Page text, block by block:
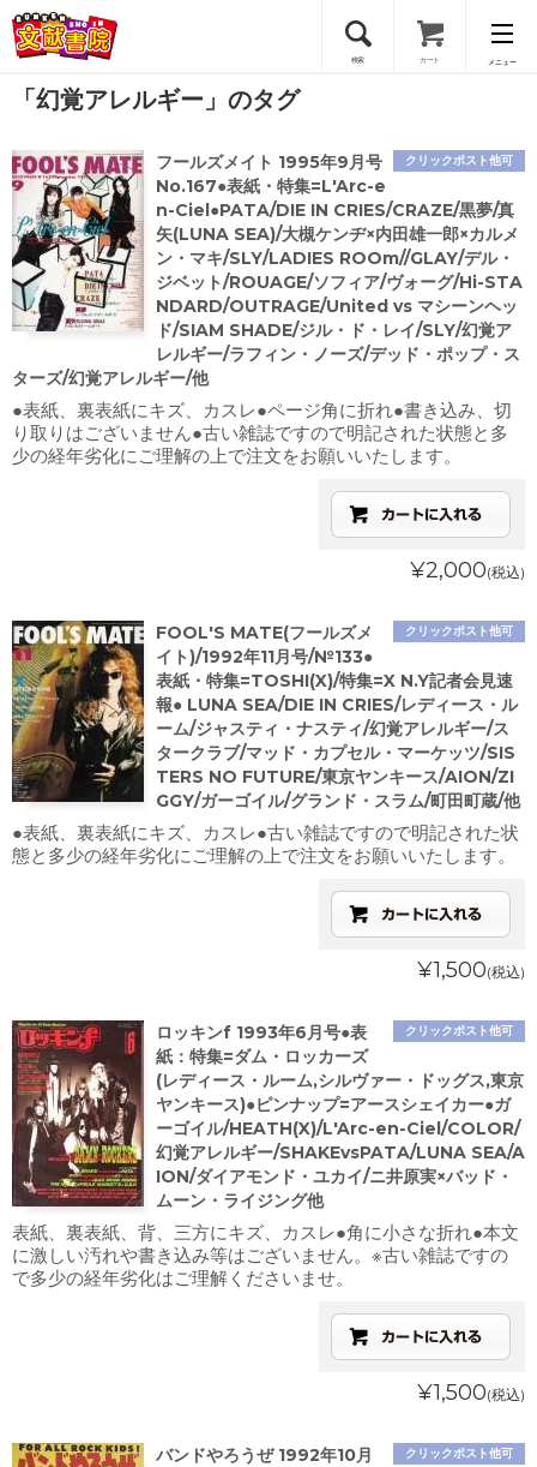
検索 カート メニュー
会員登録
ログイン
「幻覚アレルギー」のタグ
クリックポスト他可
フールズメイト 1995年9月号
No.167●表紙・特集=L'Arc-e
n-Ciel●PATA/DIE IN CRIES/CRAZE/黒夢/真
矢(LUNA SEA)/大槻ケンヂ×内田雄一郎×カルメ
ン・マキ/SLY/LADIES ROOm//GLAY/デル・
ジベット/ROUAGE/ソフィア/ヴォーグ/Hi-STA
NDARD/OUTRAGE/United vs マシーンヘッ
ド/SIAM SHADE/ジル・ド・レイ/SLY/幻覚ア
レルギー/ラフィン・ノーズ/デッド・ポップ・ス
ターズ/幻覚アレルギー/他
●表紙、裏表紙にキズ、カスレ●ページ角に折れ●書き込み、切
り取りはございません●古い雑誌ですので明記された状態と多
少の経年劣化にご理解の上で注文をお願いいたします。
¥2,000(税込)
クリックポスト他可
FOOL'S MATE(フールズメ
イト)/1992年11月号/№133●
表紙・特集=TOSHI(X)/特集=X N.Y記者会見速
報● LUNA SEA/DIE IN CRIES/レディース・ル
ーム/ジャスティ・ナスティ/幻覚アレルギー/ス
タークラブ/マッド・カプセル・マーケッツ/SIS
TERS NO FUTURE/東京ヤンキース/AION/ZI
GGY/ガーゴイル/グランド・スラム/町田町蔵/他
●表紙、裏表紙にキズ、カスレ●古い雑誌ですので明記された状
態と多少の経年劣化にご理解の上で注文をお願いいたします。
¥1,500(税込)
クリックポスト他可
ロッキンf 1993年6月号●表
紙：特集=ダム・ロッカーズ
(レディース・ルーム,シルヴァー・ドッグス,東京
ヤンキース)●ピンナップ=アースシェイカー●ガ
ーゴイル/HEATH(X)/L'Arc-en-Ciel/COLOR/
幻覚アレルギー/SHAKEvsPATA/LUNA SEA/A
ION/ダイアモンド・ユカイ/ニ井原実×バッド・
ムーン・ライジング他
表紙、裏表紙、背、三方にキズ、カスレ●角に小さな折れ●本文
に激しい汚れや書き込み等はございません。※古い雑誌ですの
で多少の経年劣化はご理解くださいませ。
¥1,500(税込)
クリックポスト他可
バンドやろうぜ 1992年10月